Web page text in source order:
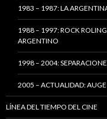
1983 – 1987: LA
1988 – 1997: ROCK
ARGENTINO
1998 – 2004:
2005 – ACTUALIDAD:
LÍNEA DEL TIEMPO DEL CINE